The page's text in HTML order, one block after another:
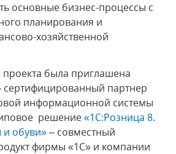
основные бизнес-процессы с
планирования и
хозяйственной
была приглашена
партнер
информационной системы
решение«1С:Розница 8.
обуви»– совместный
фирмы «1С» и компании